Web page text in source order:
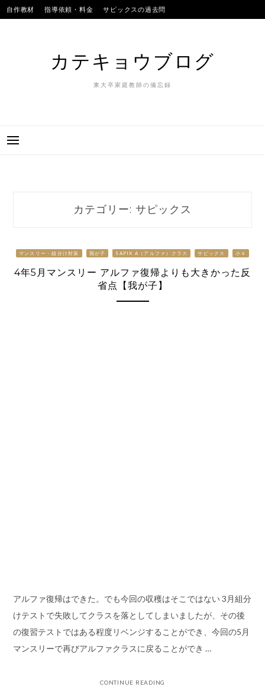
Skip
to
自作教材 指導依頼・料金 サピックスの過去問
カテキョウブログ
東大卒家庭教師の備忘録
カテゴリー: サピックス
マンスリー・組分け対策 我が子 SAPIX Α（アルファ）クラス サピックス 小４
4年5月マンスリー アルファ復帰よりも大きかった反
省点【我が子】
アルファ復帰はできた。でも今回の収穫はそこではない 3月組分
けテストで失敗してクラスを落としてしまいましたが、その後
の復習テストではある程度リベンジすることができ、今回の5月
マンスリーで再びアルファクラスに戻ることができ …
CONTINUE READING